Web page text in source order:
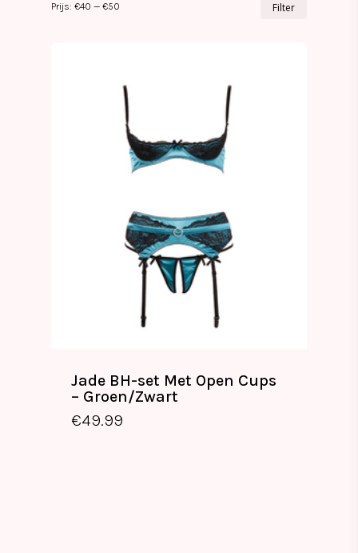
Filter
Prijs: €40 — €50
Jade BH-set Met Open Cups
– Groen/Zwart
€49.99